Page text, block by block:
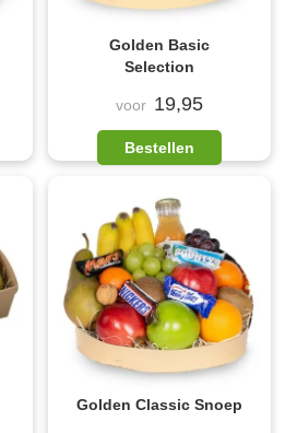
Golden Basic
Selection
voor 19,95
Bestellen
Golden Classic Snoep